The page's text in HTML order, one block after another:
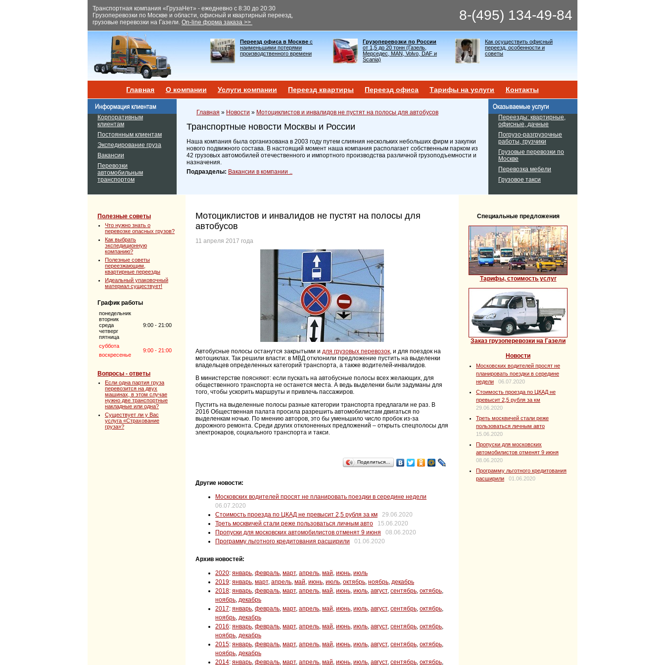
Транспортная компания «ГрузаНет» - ежедневно с 8:30 до 20:30
Грузоперевозки по Москве и области, офисный и квартирный переезд,
грузовые перевозки на Газели. On-line форма заказа >> 8-(495) 134-49-84
Переезд офиса в Москве с
наименьшими потерями
производственного времени
Грузоперевозки по России
от 1,5 до 20 тонн (Газель,
Мерседес, MAN, Volvo, DAF и
Scania)
Как осуществить офисный
переезд, особенности и
советы
Главная О компании Услуги компании Переезд квартиры Переезд офиса Тарифы на услуги Контакты
Корпоративным
клиентам
Постоянным клиентам
Экспедирование груза
Вакансии
Перевозки
автомобильным
транспортом
Главная » Новости » Мотоциклистов и инвалидов не пустят на полосы для автобусов
Транспортные новости Москвы и России
Наша компания была организована в 2003 году путем слияния нескольких небольших фирм и закупки
нового подвижного состава. В настоящий момент наша компания располагает собственным парком из
42 грузовых автомобилей отечественного и импортного производства различной грузоподъемности и
назначения.
Подразделы: Вакансии в компании ..
Переезды: квартирные,
офисные, дачные
Погрузо-разгрузочные
работы, грузчики
Грузовые перевозки по
Москве
Перевозка мебели
Грузовое такси
Полезные советы
Что нужно знать о
перевозке опасных грузов?
Как выбрать
экспедиционную
компанию?
Полезные советы
переезжающим,
квартирные переезды
Идеальный упаковочный
материал существует!
График работы
понедельник
вторник
среда
четверг
пятница
9:00 - 21:00
суббота
9:00 - 21:00
воскресенье
Вопросы - ответы
Если одна партия груза
перевозится на двух
машинах, в этом случае
нужно две транспортные
накладные или одна?
Существует ли у Вас
услуга «Страхование
груза»?
Мотоциклистов и инвалидов не пустят на полосы для
автобусов
11 апреля 2017 года
Автобусные полосы останутся закрытыми и для грузовых перевозок, и для поездок на
мотоциклах. Так решили власти: в МВД отклонили предложение пустить на выделенки
владельцев определенных категорий транспорта, а также водителей-инвалидов.
В министерстве поясняют: если пускать на автобусные полосы всех желающих, для
общественного транспорта не останется места. А ведь выделенки были задуманы для
того, чтобы ускорить маршруты и привлечь пассажиров.
Пустить на выделенные полосы разные категории транспорта предлагали не раз. В
2016 Общественная палата просила разрешить автомобилистам двигаться по
выделенкам ночью. По мнению авторов, это бы уменьшило число пробок из-за
дорожного ремонта. Среди других отклоненных предложений – открыть спецполосы для
электрокаров, социального транспорта и такси.
Поделиться…
Другие новости:
Московских водителей просят не планировать поездки в середине недели
06.07.2020
Стоимость проезда по ЦКАД не превысит 2,5 рубля за км
29.06.2020
Треть москвичей стали реже пользоваться личным авто
15.06.2020
Пропуски для московских автомобилистов отменят 9 июня
08.06.2020
Программу льготного кредитования расширили
01.06.2020
Архив новостей:
2020: январь, февраль, март, апрель, май, июнь, июль
2019: январь, март, апрель, май, июнь, июль, октябрь, ноябрь, декабрь
2018: январь, февраль, март, апрель, май, июнь, июль, август, сентябрь, октябрь,
ноябрь, декабрь
2017: январь, февраль, март, апрель, май, июнь, июль, август, сентябрь, октябрь,
ноябрь, декабрь
2016: январь, февраль, март, апрель, май, июнь, июль, август, сентябрь, октябрь,
ноябрь, декабрь
2015: январь, февраль, март, апрель, май, июнь, июль, август, сентябрь, октябрь,
ноябрь, декабрь
2014: январь, февраль, март, апрель, май, июнь, июль, август, сентябрь, октябрь,
Специальные предложения
Тарифы, стоимость услуг
Заказ грузоперевозки на Газели
Новости
Московских водителей просят не
планировать поездки в середине
недели
06.07.2020
Стоимость проезда по ЦКАД не
превысит 2,5 рубля за км
29.06.2020
Треть москвичей стали реже
пользоваться личным авто
15.06.2020
Пропуски для московских
автомобилистов отменят 9 июня
08.06.2020
Программу льготного кредитования
расширили
01.06.2020